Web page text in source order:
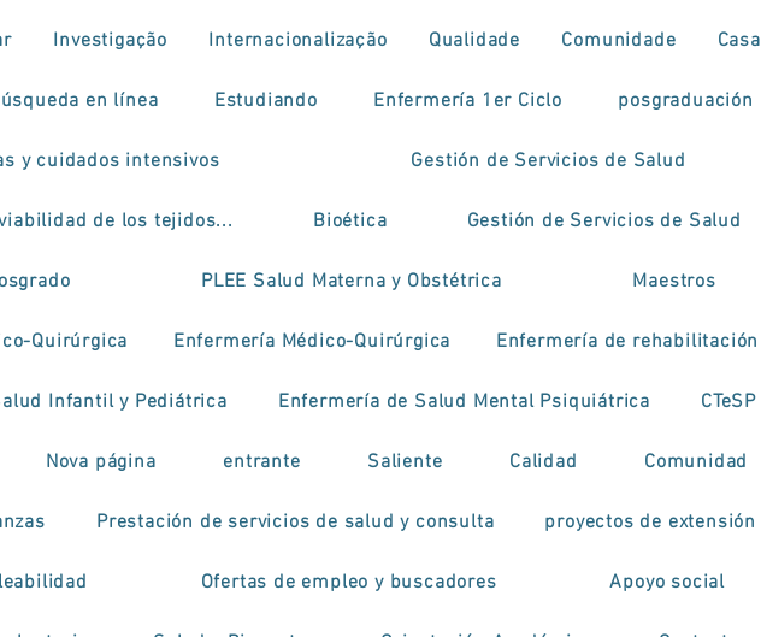
Investigação Internacionalização Qualidade Comunidade Casa
en línea Estudiando Enfermería 1er Ciclo posgraduación
y cuidados intensivos Gestión de Servicios de Salud
de los tejidos... Bioética Gestión de Servicios de Salud
PLEE Salud Materna y Obstétrica Maestros
Quirúrgica Enfermería Médico-Quirúrgica Enfermería de rehabilitación
Infantil y Pediátrica Enfermería de Salud Mental Psiquiátrica CTeSP
Nova página entrante Saliente Calidad Comunidad
Prestación de servicios de salud y consulta proyectos de extensión
Ofertas de empleo y buscadores Apoyo social